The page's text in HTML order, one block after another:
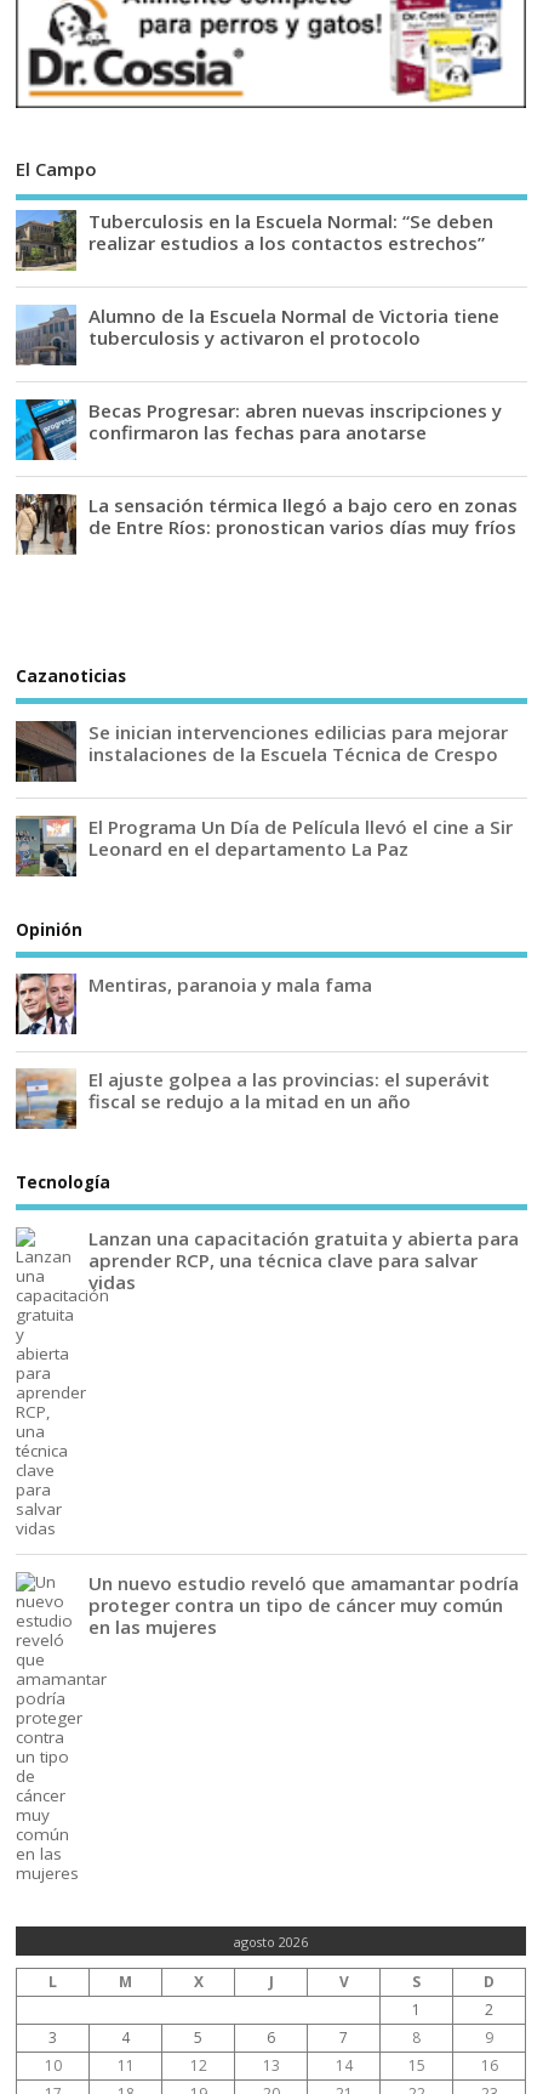
El Campo
Tuberculosis en la Escuela Normal: “Se deben
realizar estudios a los contactos estrechos”
Alumno de la Escuela Normal de Victoria tiene
tuberculosis y activaron el protocolo
Becas Progresar: abren nuevas inscripciones y
confirmaron las fechas para anotarse
La sensación térmica llegó a bajo cero en zonas
de Entre Ríos: pronostican varios días muy fríos
Cazanoticias
Se inician intervenciones edilicias para mejorar
instalaciones de la Escuela Técnica de Crespo
El Programa Un Día de Película llevó el cine a Sir
Leonard en el departamento La Paz
Opinión
Mentiras, paranoia y mala fama
El ajuste golpea a las provincias: el superávit
fiscal se redujo a la mitad en un año
Tecnología
Lanzan una capacitación gratuita y abierta para
aprender RCP, una técnica clave para salvar
vidas
Un nuevo estudio reveló que amamantar podría
proteger contra un tipo de cáncer muy común
en las mujeres
agosto 2026
L M X J V S
D
1
2
3
4 5 6 7 8
9
10
11 12 13 14 15
16